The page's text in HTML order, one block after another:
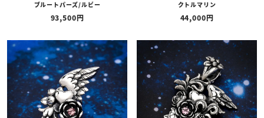
ブルートパーズ/ルビー
93,500
クトルマリン
44,000